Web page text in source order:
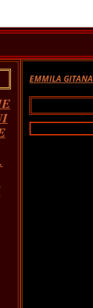
EMMILA GITANA